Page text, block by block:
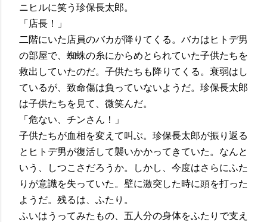
ニヒルに笑う珍保長太郎。
「店長！」
二階にいた店員のバカが降りてくる。バカはヒトデ男
の部屋で、蜘蛛の糸にからめとられていた子供たちを
救出していたのだ。子供たちも降りてくる。衰弱はし
ているが、致命傷は負っていないようだ。珍保長太郎
は子供たちを見て、微笑んだ。
「危ない、チンさん！」
子供たちが血相を変えて叫ぶ。珍保長太郎が振り返る
とヒトデ男が復活して襲いかかってきていた。なんと
いう、しつこさだろうか。しかし、今度はさらにふた
りが意識を失っていた。壁に激突した時に頭を打った
ようだ。残るは、ふたり。
ふいはうってみたもの、五人分の身体をふたりで支え